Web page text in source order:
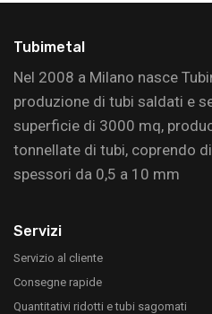
Tubimetal
Nel 2008 a Milano nasce
produzione di tubi saldati e
superficie di 3000 mq,
tonnellate di tubi, coprendo
spessori da 0,5 a 10 mm
Servizi
Servizio al cliente
Consegne rapide
Quantitativi ridotti e tubi sagomati